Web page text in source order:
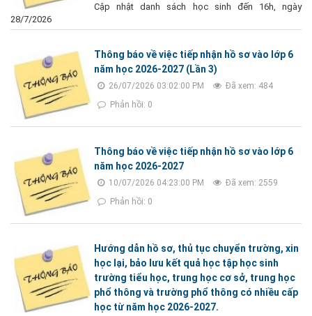
Cập nhật danh sách học sinh đến 16h, ngày
28/7/2026
Thông báo về việc tiếp nhận hồ sơ vào lớp 6
năm học 2026-2027 (Lần 3)
26/07/2026 03:02:00 PM
Đã xem: 484
Phản hồi: 0
Thông báo về việc tiếp nhận hồ sơ vào lớp 6
năm học 2026-2027
10/07/2026 04:23:00 PM
Đã xem: 2559
Phản hồi: 0
Hướng dẫn hồ sơ, thủ tục chuyển trường, xin
học lại, bảo lưu kết quả học tập học sinh
trường tiểu học, trung học cơ sở, trung học
phổ thông và trường phổ thông có nhiều cấp
học từ năm học 2026-2027.